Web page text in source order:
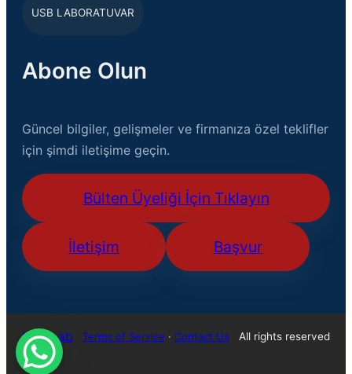
USB LABORATUVAR
Abone Olun
Güncel bilgiler, gelişmeler ve firmanıza özel teklifler
için şimdi iletişime geçin.
Bülten Üyeliği İçin Tıklayın
İletişim Başvur
USB Lab Terms of Service · Contact Us All rights reserved